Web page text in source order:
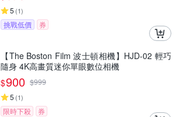
5 (1)
挑戰低價 券
【The Boston Film 波士頓相機】HJD-02 輕巧
隨身 4K高畫質迷你單眼數位相機
$900 $999
5 (1)
限時下殺 券